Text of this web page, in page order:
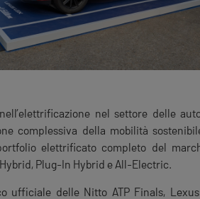
nel settore delle
complessiva della mobilità
elettrificato completo del
Plug-In Hybrid e All-Electric.
ufficiale delle Nitto ATP Finals,